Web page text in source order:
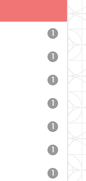
1
1
1
1
1
1
1